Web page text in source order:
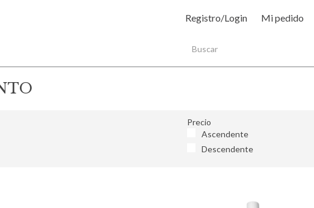
Registro/Login Mi pedido
Precio
Ascendente
Descendente